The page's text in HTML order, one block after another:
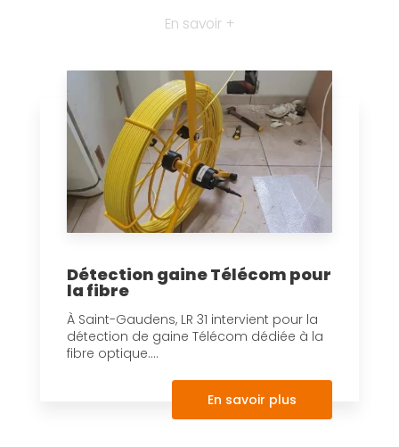
En savoir +
Détection gaine Télécom pour
la fibre
À Saint-Gaudens, LR 31 intervient pour la
détection de gaine Télécom dédiée à la
fibre optique....
En savoir plus